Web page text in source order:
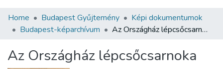
Communities & Collections
Statistics
Home Budapest Gyűjtemény
Képi dokumentumok
Budapest-képarchívum
Az Országház lépcsőcsarnoka
Az Országház lépcsőcsarnoka